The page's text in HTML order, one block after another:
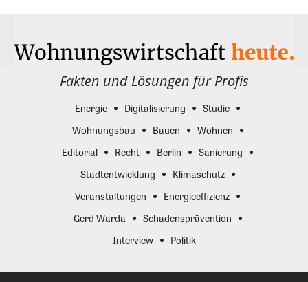
Fakten und Lösungen für Profis
Energie Digitalisierung
Studie
Wohnungsbau
Bauen
Wohnen
Editorial
Recht Berlin
Sanierung
Stadtentwicklung
Klimaschutz
Veranstaltungen
Energieeffizienz
Gerd Warda
Schadensprävention
Interview
Politik